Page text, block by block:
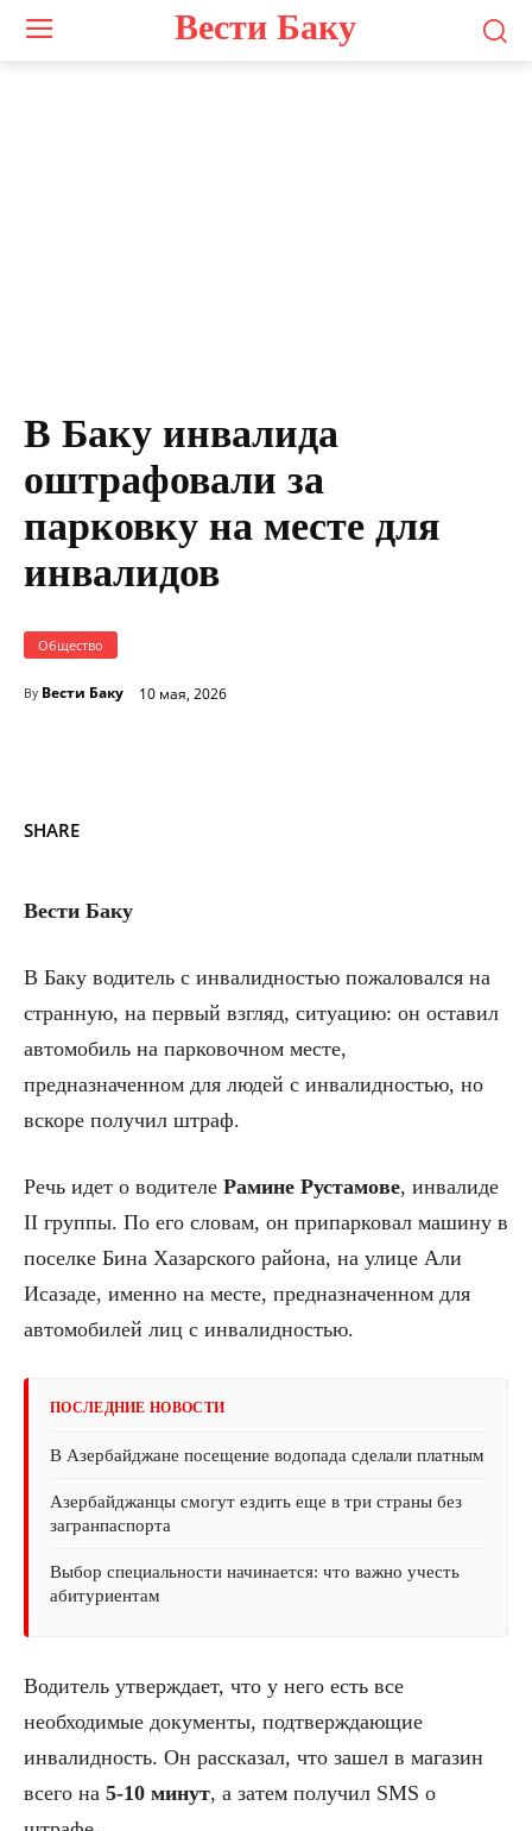
Вести Баку
В Баку инвалида
оштрафовали за
парковку на месте для
инвалидов
Общество
By Вести Баку 10 мая, 2026
SHARE
Вести Баку
В Баку водитель с инвалидностью пожаловался на
странную, на первый взгляд, ситуацию: он оставил
автомобиль на парковочном месте,
предназначенном для людей с инвалидностью, но
вскоре получил штраф.
Речь идет о водителе Рамине Рустамове, инвалиде
II группы. По его словам, он припарковал машину в
поселке Бина Хазарского района, на улице Али
Исазаде, именно на месте, предназначенном для
автомобилей лиц с инвалидностью.
ПОСЛЕДНИЕ НОВОСТИ
В Азербайджане посещение водопада сделали платным
Азербайджанцы смогут ездить еще в три страны без
загранпаспорта
Выбор специальности начинается: что важно учесть
абитуриентам
Водитель утверждает, что у него есть все
необходимые документы, подтверждающие
инвалидность. Он рассказал, что зашел в магазин
всего на 5-10 минут, а затем получил SMS о